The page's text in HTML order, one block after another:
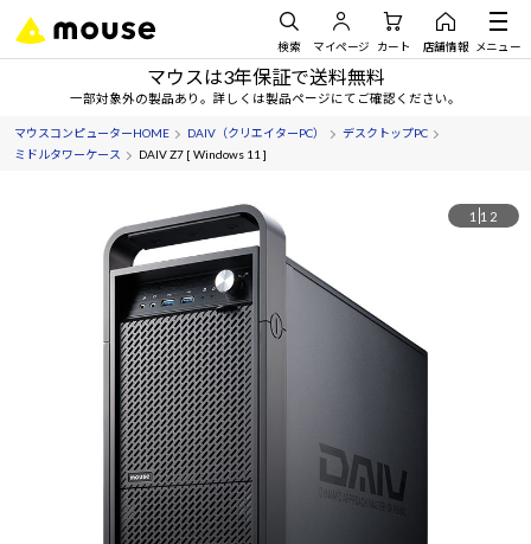
検索 マイページ カート 店舗情報 メニュー
マウスは3年保証で送料無料
一部対象外の製品あり。詳しくは製品ページにてご確認ください。
マウスコンピューターHOME DAIV（クリエイターPC）
デスクトップPC
ミドルタワーケース
DAIV Z7 [ Windows 11 ]
1 12